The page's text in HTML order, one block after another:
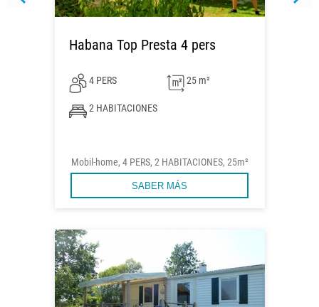
Habana Top Presta 4 pers
4 PERS 25 m²
2 HABITACIONES
Mobil-home, 4 PERS, 2 HABITACIONES, 25m²
SABER MÁS